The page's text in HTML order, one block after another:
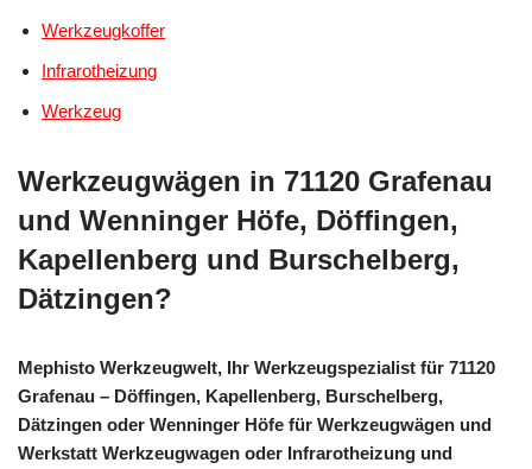
Werkzeugkoffer
Infrarotheizung
Werkzeug
Werkzeugwägen in 71120 Grafenau
und Wenninger Höfe, Döffingen,
Kapellenberg und Burschelberg,
Dätzingen?
Mephisto Werkzeugwelt, Ihr Werkzeugspezialist für 71120
Grafenau – Döffingen, Kapellenberg, Burschelberg,
Dätzingen oder Wenninger Höfe für Werkzeugwägen und
Werkstatt Werkzeugwagen oder Infrarotheizung und